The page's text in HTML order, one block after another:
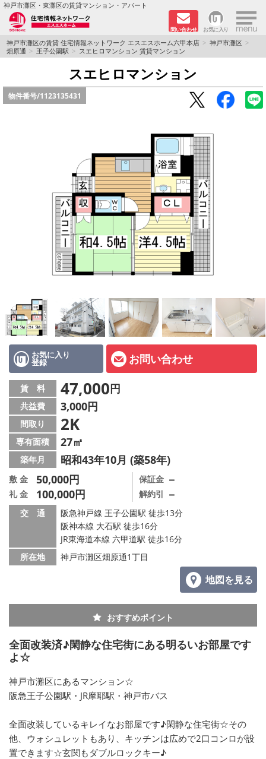
神戸市灘区・東灘区の賃貸マンション・アパート
問い合わせ お気に入り ×
TOPページ
学生さん向け物件
路線·駅から探す
地域から探す
地図から探す
店舗情報·アクセス
会社概要
メールでお問い合わせ
神戸市灘区の賃貸 住宅情報ネットワーク エスエスホーム六甲本店
神戸市灘区
畑原通
王子公園駅 スエヒロマンション 賃貸マンション
スエヒロマンション
物件番号/1123135431
お気に入り
登録 お問い合わせ
賃 料 47,000円
共益費 3,000円
間取り 2K
専有面積 27㎡
築年月 昭和43年10月 (築58年)
敷 金 50,000円
礼 金 100,000円
保証金 －
解約引 －
交 通
阪急神戸線 王子公園駅 徒歩13分
阪神本線 大石駅 徒歩16分
JR東海道本線 六甲道駅 徒歩16分
所在地
神戸市灘区畑原通1丁目
地図を見る
おすすめポイント
全面改装済♪閑静な住宅街にある明るいお部屋です
よ☆
神戸市灘区にあるマンション☆
阪急王子公園駅・JR摩耶駅・神戸市バス
全面改装しているキレイなお部屋です♪閑静な住宅街☆その
他、ウォシュレットもあり、キッチンは広めで2口コンロが設
置できます☆玄関もダブルロックキー♪